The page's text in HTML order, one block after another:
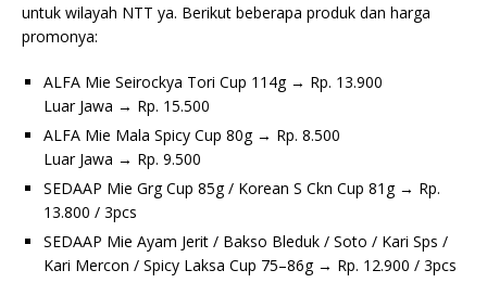
untuk wilayah NTT ya. Berikut beberapa produk dan harga
promonya:
ALFA Mie Seirockya Tori Cup 114g → Rp. 13.900
Luar Jawa → Rp. 15.500
ALFA Mie Mala Spicy Cup 80g → Rp. 8.500
Luar Jawa → Rp. 9.500
SEDAAP Mie Grg Cup 85g / Korean S Ckn Cup 81g → Rp.
13.800 / 3pcs
SEDAAP Mie Ayam Jerit / Bakso Bleduk / Soto / Kari Sps /
Kari Mercon / Spicy Laksa Cup 75–86g → Rp. 12.900 / 3pcs